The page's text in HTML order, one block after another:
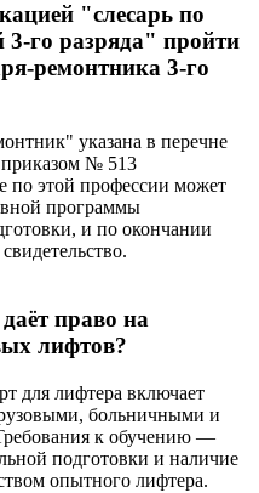
"слесарь по
3-го разряда" пройти
ремонтника 3-го
указана в перечне
№ 513
по этой профессии может
программы
и по окончании
право на
лифтов?
для лифтера включает
больничными и
к обучению —
подготовки и наличие
опытного лифтера.